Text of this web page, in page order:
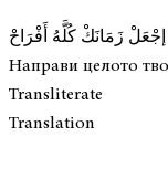
إجْعَلْ زَمَانَكْ كُلَّهُ أَفْرَاحْ
Направи целото
Transliterate
Translation